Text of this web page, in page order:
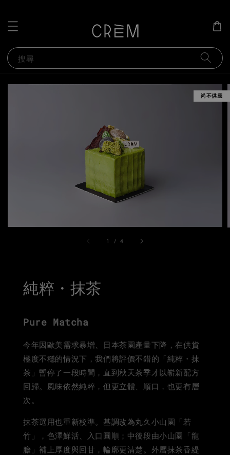
搜尋
1 /4
尚不供應
純粹・抹茶
Pure Matcha
今年因歐美需求暴增、日本茶園產量下降，在供貨
極度不穩的情況下，我們將評價不錯的「純粹・抹
茶」暫停了一段時間，直到秋天茶季才以嶄新配方
回歸。風味依然純粹，但更立體、順口，也更有層
次。
抹茶選用也重新校準。基調改為丸久小山園「若
竹」，色澤鮮活、入口圓順；中後段由小山園「龍
膽」補上厚度與回甘，輪廓更清楚。外層抹茶香緹